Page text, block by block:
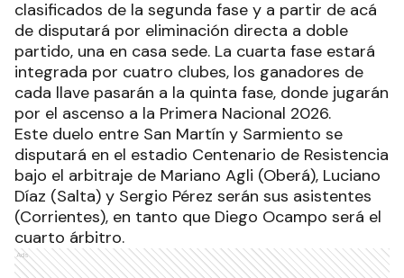
clasificados de la segunda fase y a partir de acá
de disputará por eliminación directa a doble
partido, una en casa sede. La cuarta fase estará
integrada por cuatro clubes, los ganadores de
cada llave pasarán a la quinta fase, donde jugarán
por el ascenso a la Primera Nacional 2026.
Este duelo entre San Martín y Sarmiento se
disputará en el estadio Centenario de Resistencia
bajo el arbitraje de Mariano Agli (Oberá), Luciano
Díaz (Salta) y Sergio Pérez serán sus asistentes
(Corrientes), en tanto que Diego Ocampo será el
cuarto árbitro.
Ads